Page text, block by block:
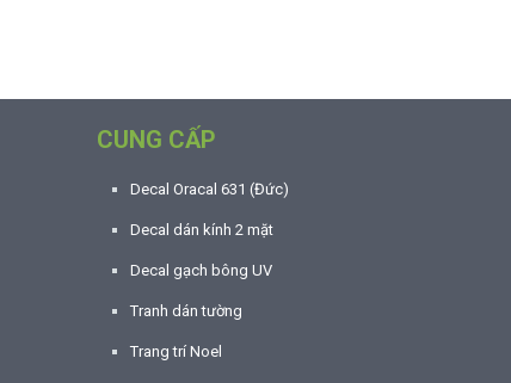
CUNG CẤP
Decal Oracal 631 (Đức)
Decal dán kính 2 mặt
Decal gạch bông UV
Tranh dán tường
Trang trí Noel